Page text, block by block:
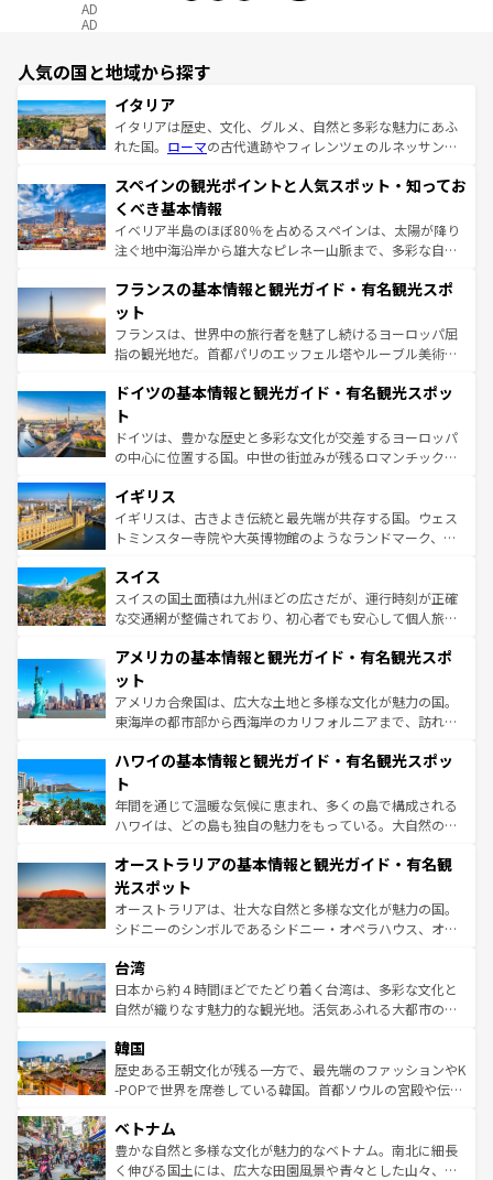
AD
AD
人気の国と地域から探す
イタリア
イタリアは歴史、文化、グルメ、自然と多彩な魅力にあふ
れた国。 ローマの古代遺跡やフィレンツェのルネッサンス
ろん、トスカーナの美しい田園風景やアマルフィ海岸の絶
景など、自然景観も見逃せない。観光の合間には、本場の
ピザやパスタなど、絶品のイタリア料理を堪能することも
できる。朝目覚めてから夜眠るまで、すべての瞬間を楽し
なお、新着のイタリア情報はコンテンツ一覧を参照してほ
しい。
スペインの観光ポイントと人気スポット・知ってお
くべき基本情報
イベリア半島のほぼ80％を占めるスペインは、太陽が降り
注ぐ地中海沿岸から雄大なピレネー山脈まで、多彩な自然
文化が根付くこの国では、情熱的なフラメンコ、熱気あふ
れる闘牛、そして美味しいタパスが生活の一部となってい
る。首都マドリードの洗練された雰囲気や、バルセロナの
アートに溢れた街角から、地方では古代ローマ遺跡や中世
せる。地方によって風土や気候が異なるスペインはその個
ンテンツ一覧 を参照してほしい。
フランスの基本情報と観光ガイド・有名観光スポ
ット
フランスは、世界中の旅行者を魅了し続けるヨーロッパ屈
指の観光地だ。首都パリのエッフェル塔やルーブル美術館
で、幅広い魅力が詰まっている。華麗な宮殿、歴史的な大
聖堂、美しいビーチ、そして豊かな自然が、訪れる者を心
から魅了する。また、フランスは美食の国としても知ら
れ、フランス料理はユネスコ無形文化遺産にも登録されて
香り高いラベンダー畑など、多彩な楽しみ方が可能だ。さ
らに、パリ以外の地域にも魅力が溢れており、どの街角に
も豊かな歴史と文化が息づいている。パリ以外の個性あふ
を参照してほしい。
ドイツの基本情報と観光ガイド・有名観光スポッ
ト
ドイツは、豊かな歴史と多彩な文化が交差するヨーロッパ
の中心に位置する国。中世の街並みが残るロマンチック街
顔を持つこの国は、どこを歩いても飽きることがない。ベ
ルリンの文化的活気、バイエルン州のアルプスの絶景、そ
してライン川沿いのワイン畑といった風景は必見。ビール
は、お酒好きな人にはぜひ体験してほしい。 なお、新着の
ドイツ情報はコンテンツ一覧を参照してほしい。
イギリス
イギリスは、古きよき伝統と最先端が共存する国。ウェス
トミンスター寺院や大英博物館のようなランドマーク、歴
リアごとに異なる魅力がある。また、優雅なアフタヌーン
ティー、ビール好きにはたまらない英国パブ、サッカー観
戦など、本場だからこそできる体験も豊富。イギリスを旅
ンツ一覧を参照してほしい。
スイス
スイスの国土面積は九州ほどの広さだが、運行時刻が正確
な交通網が整備されており、初心者でも安心して個人旅行
の建物がそのまま残る町や、スイスならではのユニークな
博物館もあり、アルプス観光だけでなく町歩きも満喫する
ことができる。国民の所得が高いため物価も高いが、旅行
者向けの交通パス提供のサービスもあり、うまく活用すれ
着のスイス情報はコンテンツ一覧を参照してほしい。
アメリカの基本情報と観光ガイド・有名観光スポ
ット
アメリカ合衆国は、広大な土地と多様な文化が魅力の国。
東海岸の都市部から西海岸のカリフォルニアまで、訪れる
のような巨大都市は、観光、ショッピング、エンターテイ
ンメントが詰まった刺激的なスポットだ。一方、アメリカ
西部には大自然が広がり、グランドキャニオンやイエロー
ストーン国立公園といった絶景が堪能できる。さらに、南
文化が魅力。旅行者はアメリカの各地域で異なる魅力を楽
しみながら、その多様性と豊かな歴史を感じることができ
るだろう。車でのロードトリップや列車の旅も、アメリカ
ならではの贅沢な旅のスタイルだ。 なお、新着のアメリカ
情報は コンテンツ一覧 を参照してほしい。
ハワイの基本情報と観光ガイド・有名観光スポッ
ト
年間を通じて温暖な気候に恵まれ、多くの島で構成される
ハワイは、どの島も独自の魅力をもっている。大自然の神
ワイ島は見逃せない。また、定番の観光地といえばオアフ
島だが、静かな自然を求めるならマウイ島やカウアイ島が
おすすめ。エメラルドグリーンに輝く海をはじめ、豊かな
文化や歴史が息づいている。「アロハスピリット」と呼ば
人々、おいしいローカルフードやハワイアンミュージッ
ク、伝統的なフラダンスなど、すべてがハワイの魅力を彩
っている。訪れるたびに新しい発見と感動が待っているハ
はコンテンツ一覧
オーストラリアの基本情報と観光ガイド・有名観
光スポット
オーストラリアは、壮大な自然と多様な文化が魅力の国。
シドニーのシンボルであるシドニー・オペラハウス、オー
リアリーフや大陸中央部にそびえるウルル（エアーズロッ
ク）、タスマニアの美しい原生林やケアンズの熱帯雨林な
ど、見どころがたくさん。また、カフェやワイン、オージ
いる。アクティビティも充実しており、サーフィンやダイ
ビング、ハイキングなど、アウトドア好きにはたまらな
い。オーストラリアの多彩な魅力を存分に味わいつくそ
参照してほしい。
台湾
日本から約４時間ほどでたどり着く台湾は、多彩な文化と
自然が織りなす魅力的な観光地。活気あふれる大都市の台
ン）、静ひつな山岳地帯である台湾東部など、都市の喧騒
と山間の静けさが共存しており、訪れる人に新しい発見と
驚きをもたらしてくれる。また、奥深い台湾の食文化も魅
容にもいいと評判のスイーツなど、バラエティ豊かな料理
が味わえる。 なお、新着の台湾情報は コンテンツ一覧を参
照してほしい。
韓国
歴史ある王朝文化が残る一方で、最先端のファッションやK
-POPで世界を席巻している韓国。首都ソウルの宮殿や伝統
き、地方に足を延ばせば四季折々の自然美を楽しむことが
できる。そして、キムチや焼肉、絶品のストリートフード
まで、さまざまな韓国料理が待っている。夜には、韓国な
ベトナム
豊かな自然と多様な文化が魅力的なベトナム。南北に細長
く伸びる国土には、広大な田園風景や青々とした山々、世